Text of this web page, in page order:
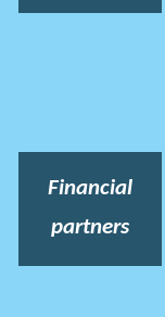
Financial
partners